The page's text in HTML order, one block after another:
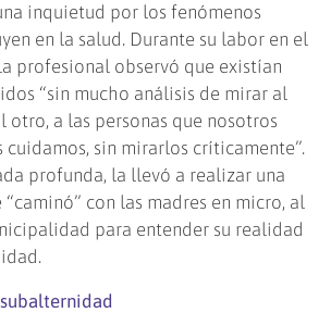
inquietud por los fenómenos
en la salud. Durante su labor en el
profesional observó que existían
“sin mucho análisis de mirar al
otro, a las personas que nosotros
cuidamos, sin mirarlos críticamente”.
profunda, la llevó a realizar una
con las madres en micro, al
para entender su realidad